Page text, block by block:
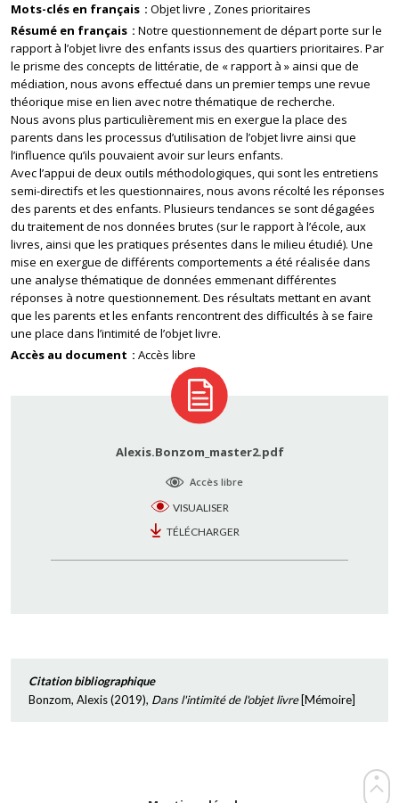
Mots-clés en français
Objet livre
Zones prioritaires
Résumé en français
Notre questionnement de départ porte sur le
rapport à l’objet livre des enfants issus des quartiers prioritaires. Par
le prisme des concepts de littératie, de « rapport à » ainsi que de
médiation, nous avons effectué dans un premier temps une revue
théorique mise en lien avec notre thématique de recherche.
Nous avons plus particulièrement mis en exergue la place des
parents dans les processus d’utilisation de l’objet livre ainsi que
l’influence qu’ils pouvaient avoir sur leurs enfants.
Avec l’appui de deux outils méthodologiques, qui sont les entretiens
semi-directifs et les questionnaires, nous avons récolté les réponses
des parents et des enfants. Plusieurs tendances se sont dégagées
du traitement de nos données brutes (sur le rapport à l’école, aux
livres, ainsi que les pratiques présentes dans le milieu étudié). Une
mise en exergue de différents comportements a été réalisée dans
une analyse thématique de données emmenant différentes
réponses à notre questionnement. Des résultats mettant en avant
que les parents et les enfants rencontrent des difficultés à se faire
une place dans l’intimité de l’objet livre.
Accès au document
Accès libre
Alexis.Bonzom_master2.pdf
Accès libre
VISUALISER
TÉLÉCHARGER
Citation bibliographique
Bonzom, Alexis(2019), Dans l'intimité de l'objet livre[Mémoire]